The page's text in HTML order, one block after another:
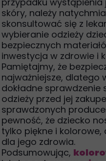
skóry, należy
skonsultować się z
wybieranie odzieży
bezpiecznych
inwestycja w zdrowie i
Pamiętajmy, że
najważniejsze, dlatego
dokładne sprawdzenie
odzieży przed jej
sprawdzonych
pewność, że dziecko
tylko piękne i
dla jego zdrowia.
Podsumowując,